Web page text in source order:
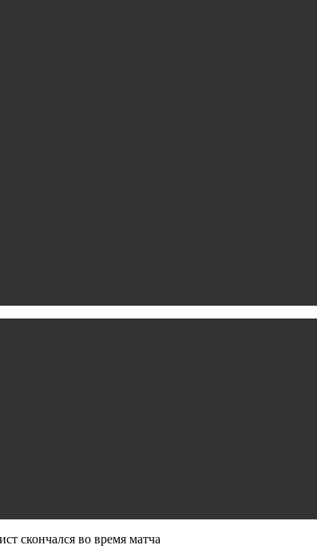
скончался во время матча